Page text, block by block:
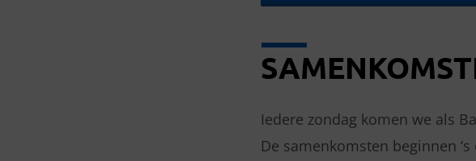
Iedere zondag komen we als
De samenkomsten beginnen